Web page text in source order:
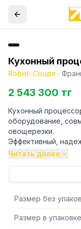
Кухонный
Robot-Coupe ·
2 543 300 тг
Кухонный
оборудование,
овощерезки.
Эффективный,
Coupe способен
Эксплуатация
С кухонным
измельчения,
перемешивания.
Читать далее
Размер без
Размер в упаковке